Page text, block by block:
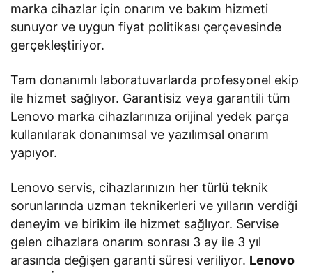
marka cihazlar için onarım ve bakım hizmeti
sunuyor ve uygun fiyat politikası çerçevesinde
gerçekleştiriyor.
Tam donanımlı laboratuvarlarda profesyonel ekip
ile hizmet sağlıyor. Garantisiz veya garantili tüm
Lenovo marka cihazlarınıza orijinal yedek parça
kullanılarak donanımsal ve yazılımsal onarım
yapıyor.
Lenovo servis, cihazlarınızın her türlü teknik
sorunlarında uzman teknikerleri ve yılların verdiği
deneyim ve birikim ile hizmet sağlıyor. Servise
gelen cihazlara onarım sonrası 3 ay ile 3 yıl
arasında değişen garanti süresi veriliyor. Lenovo